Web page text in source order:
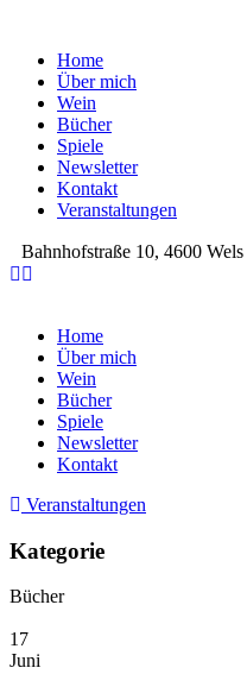
Home
Über mich
Wein
Bücher
Spiele
Newsletter
Kontakt
Veranstaltungen
Bahnhofstraße 10, 4600 Wels
Home
Über mich
Wein
Bücher
Spiele
Newsletter
Kontakt
Veranstaltungen
Kategorie
Bücher
17
Juni